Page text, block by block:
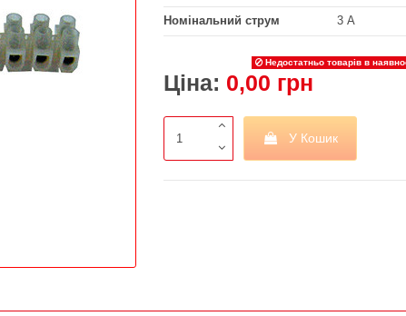
Номінальний струм 3 А
Недостатньо товарів в
Ціна: 0,00 грн
У Кошик